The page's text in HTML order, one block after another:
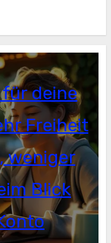
deine
Freiheit
weniger
Blick